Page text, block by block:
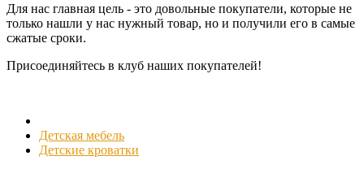
Для нас главная цель - это довольные покупатели, которые не
только нашли у нас нужный товар, но и получили его в самые
сжатые сроки.
Присоединяйтесь в клуб наших покупателей!
Детская мебель
Детские кроватки